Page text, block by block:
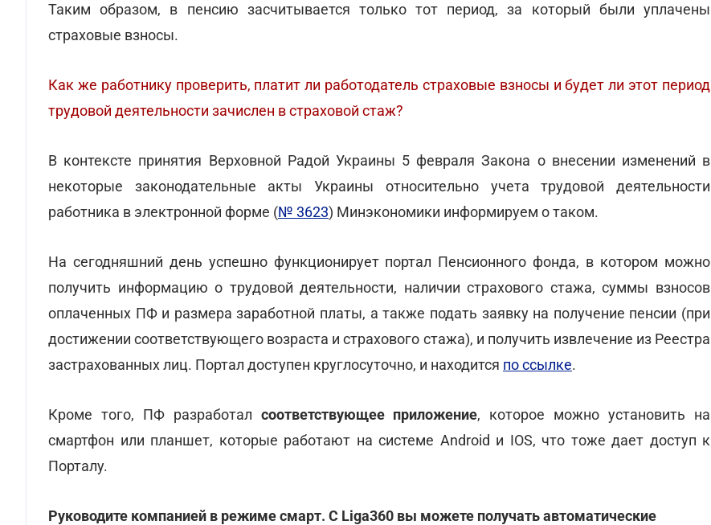
Таким образом, в пенсию засчитывается только тот период, за который были уплачены
страховые взносы.
Как же работнику проверить, платит ли работодатель страховые взносы и будет ли этот период
трудовой деятельности зачислен в страховой стаж?
В контексте принятия Верховной Радой Украины 5 февраля Закона о внесении изменений в
некоторые законодательные акты Украины относительно учета трудовой деятельности
работника в электронной форме (№ 3623) Минэкономики информируем о таком.
На сегодняшний день успешно функционирует портал Пенсионного фонда, в котором можно
получить информацию о трудовой деятельности, наличии страхового стажа, суммы взносов
оплаченных ПФ и размера заработной платы, а также подать заявку на получение пенсии (при
достижении соответствующего возраста и страхового стажа), и получить извлечение из Реестра
застрахованных лиц. Портал доступен круглосуточно, и находится по ссылке.
Кроме того, ПФ разработал соответствующее приложение, которое можно установить на
смартфон или планшет, которые работают на системе Android и IOS, что тоже дает доступ к
Порталу.
Руководите компанией в режиме смарт. С Liga360 вы можете получать автоматические